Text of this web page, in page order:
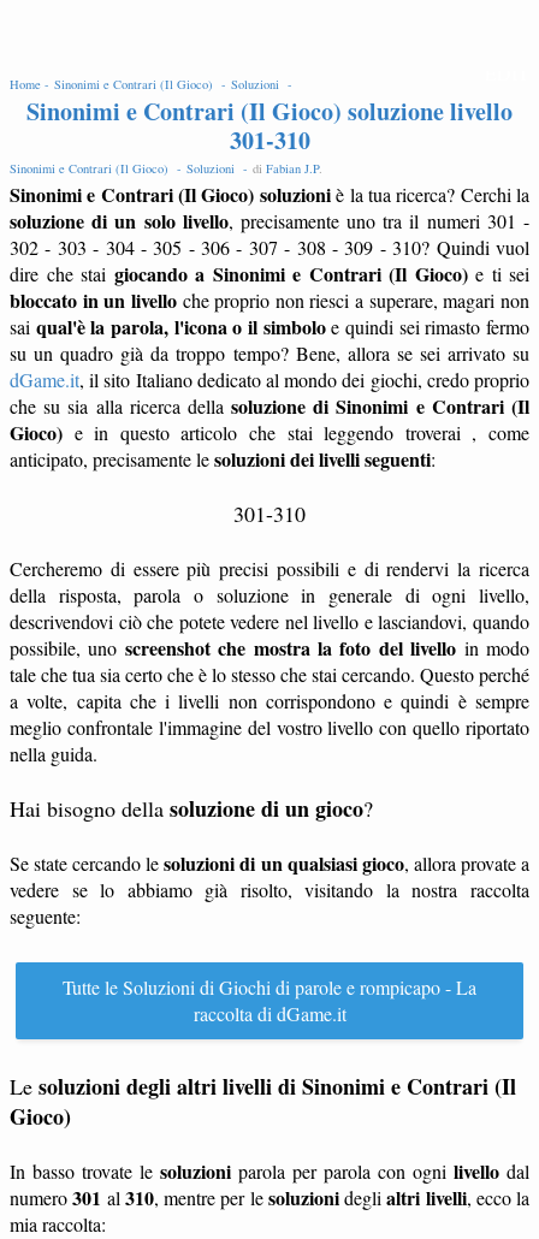
Home - Sinonimi e Contrari (Il Gioco) - Soluzioni -
Sinonimi e Contrari (Il Gioco) soluzione livello
301-310
Sinonimi e Contrari (Il Gioco) - Soluzioni - di Fabian J.P.
Sinonimi e Contrari (Il Gioco) soluzioniè la tua ricerca? Cerchi la
soluzione di un solo livello, precisamente uno tra il numeri 301 -
302 - 303 - 304 - 305 - 306 - 307 - 308 - 309 - 310? Quindi vuol
dire che stai giocando a Sinonimi e Contrari (Il Gioco)e ti sei
bloccato in un livelloche proprio non riesci a superare, magari non
sai qual'è la parola, l'icona o il simboloe quindi sei rimasto fermo
su un quadro già da troppo tempo? Bene, allora se sei arrivato su
dGame.it, il sito Italiano dedicato al mondo dei giochi, credo proprio
che su sia alla ricerca dellasoluzione di Sinonimi e Contrari (Il
Gioco) e in questo articolo che stai leggendo troverai , come
anticipato, precisamente lesoluzioni dei livelli seguenti:
301-310
Cercheremo di essere più precisi possibili e di rendervi la ricerca
della risposta, parola o soluzione in generale di ogni livello,
descrivendovi ciò che potete vedere nel livello e lasciandovi, quando
possibile, uno screenshot che mostra la foto del livello in modo
tale che tua sia certo che è lo stesso che stai cercando. Questo perché
a volte, capita che i livelli non corrispondono e quindi è sempre
meglio confrontale l'immagine del vostro livello con quello riportato
nella guida.
Hai bisogno della soluzione di un gioco?
Se state cercando lesoluzioni di un qualsiasi gioco, allora provate a
vedere se lo abbiamo già risolto, visitando la nostra raccolta
seguente:
Tutte le Soluzioni di Giochi di parole e rompicapo - La
raccolta di dGame.it
Le soluzioni degli altri livelli di Sinonimi e Contrari (Il
Gioco)
In basso trovate le soluzioni parola per parola con ogni livello dal
numero301 al 310, mentre per lesoluzionideglialtri livelli, ecco la
mia raccolta: